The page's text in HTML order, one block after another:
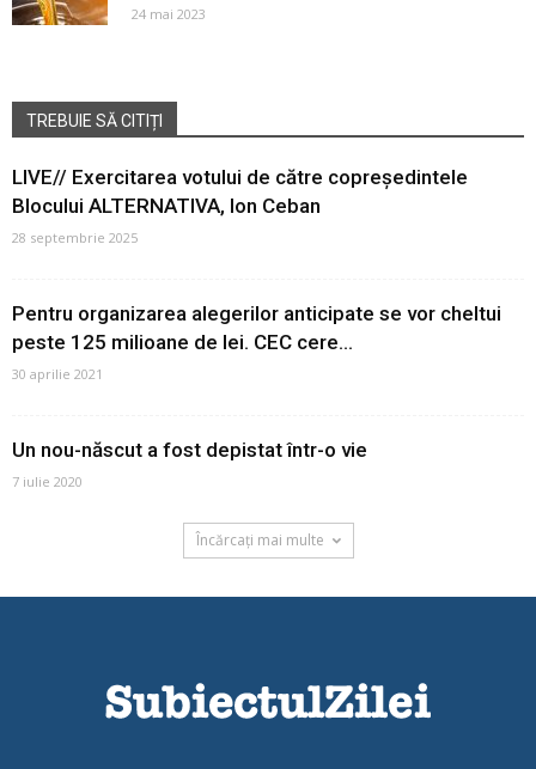
24 mai 2023
TREBUIE SĂ CITIȚI
LIVE// Exercitarea votului de către copreședintele
Blocului ALTERNATIVA, Ion Ceban
28 septembrie 2025
Pentru organizarea alegerilor anticipate se vor cheltui
peste 125 milioane de lei. CEC cere...
30 aprilie 2021
Un nou-născut a fost depistat într-o vie
7 iulie 2020
Încărcați mai multe